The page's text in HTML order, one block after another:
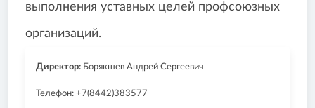
выполнения уставных целей профсоюзных
организаций.
Директор: Борякшев Андрей Сергеевич
Телефон: +7(8442)383577